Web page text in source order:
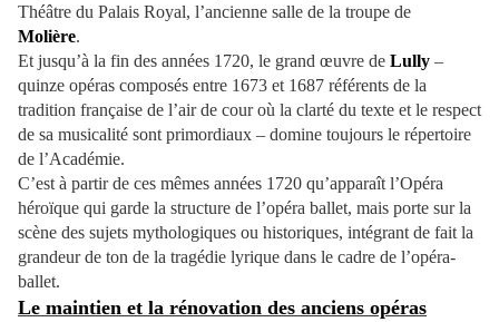
Théâtre du Palais Royal, l’ancienne salle de la troupe de
Molière.
Et jusqu’à la fin des années 1720, le grand œuvre de Lully –
quinze opéras composés entre 1673 et 1687 référents de la
tradition française de l’air de cour où la clarté du texte et le respect
de sa musicalité sont primordiaux – domine toujours le répertoire
de l’Académie.
C’est à partir de ces mêmes années 1720 qu’apparaît l’Opéra
héroïque qui garde la structure de l’opéra ballet, mais porte sur la
scène des sujets mythologiques ou historiques, intégrant de fait la
grandeur de ton de la tragédie lyrique dans le cadre de l’opéra-
ballet.
Le maintien et la rénovation des anciens opéras